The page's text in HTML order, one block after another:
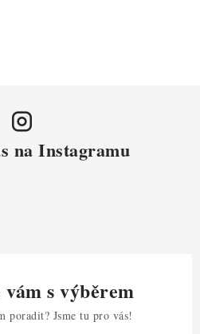
na Instagramu
vám s výběrem
poradit? Jsme tu pro vás!